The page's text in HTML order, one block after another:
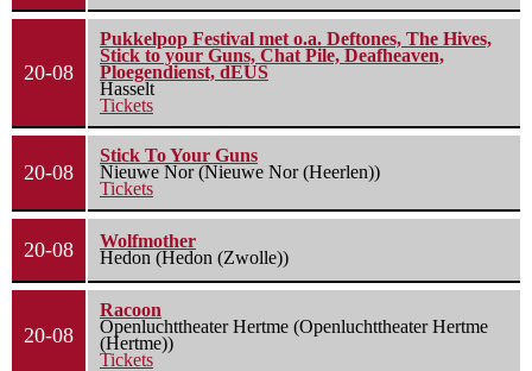
20-08
Pukkelpop Festival met o.a. Deftones, The Hives,
Stick to your Guns, Chat Pile, Deafheaven,
Ploegendienst, dEUS
Hasselt
Tickets
20-08
Stick To Your Guns
Nieuwe Nor (Nieuwe Nor (Heerlen))
Tickets
20-08
Wolfmother
Hedon (Hedon (Zwolle))
20-08
Racoon
Openluchttheater Hertme (Openluchttheater Hertme
(Hertme))
Tickets